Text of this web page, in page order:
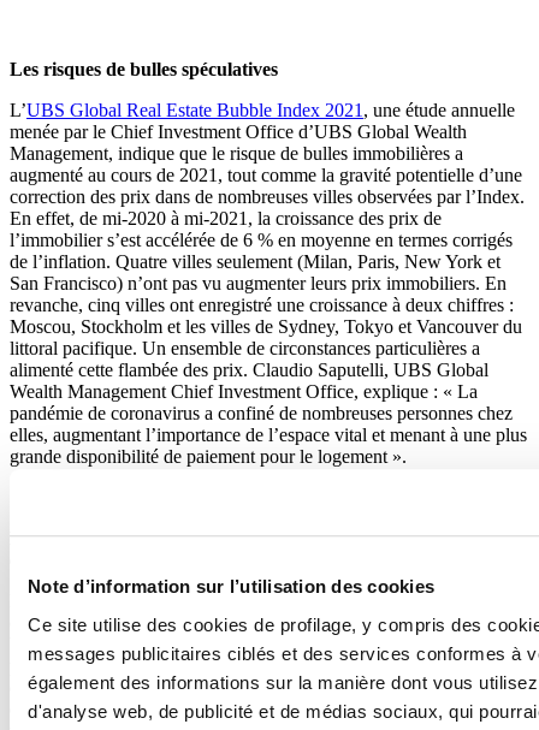
Note d’information sur l’utilisation des cookies
Ce site utilise des cookies de profilage, y compris des
messages publicitaires ciblés et des services conformes à
également des informations sur la manière dont vous
d'analyse web, de publicité et de médias sociaux, qui
Les risques de bulles spéculatives
L’UBS Global Real Estate Bubble Index 2021 , une étude annuelle
menée par le Chief Investment Office d’UBS Global Wealth
Management, indique que le risque de bulles immobilières a
augmenté au cours de 2021, tout comme la gravité potentielle d’une
correction des prix dans de nombreuses villes observées par l’Index.
En effet, de mi-2020 à mi-2021, la croissance des prix de
l’immobilier s’est accélérée de 6 % en moyenne en termes corrigés
de l’inflation. Quatre villes seulement (Milan, Paris, New York et
San Francisco) n’ont pas vu augmenter leurs prix immobiliers. En
revanche, cinq villes ont enregistré une croissance à deux chiffres :
Moscou, Stockholm et les villes de Sydney, Tokyo et Vancouver du
littoral pacifique. Un ensemble de circonstances particulières a
alimenté cette flambée des prix. Claudio Saputelli, UBS Global
Wealth Management Chief Investment Office, explique : « La
pandémie de coronavirus a confiné de nombreuses personnes chez
elles, augmentant l’importance de l’espace vital et menant à une plus
grande disponibilité de paiement pour le logement ».
Des centres-villes en déclin et des zones extra-urbaines en plein
ont poussé l’activité économique hors des centres-villes, vers les
banlieues (parfois lointaines) et les villes-satellites. Il en va de même
pour la demande de biens immobiliers. En conséquence, au cours
des quatre derniers trimestres et pour la première fois depuis le début
des années 1990, les prix de l’immobilier dans les zones extra-